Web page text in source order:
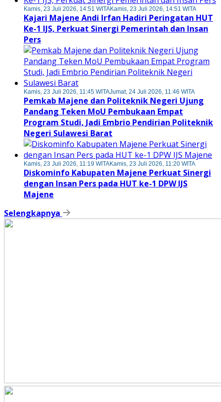
Kamis, 23 Juli 2026, 14:51 WITAKamis, 23 Juli 2026, 14:51 WITA
Kajari Majene Andi Irfan Hadiri Peringatan HUT
Ke-1 IJS, Perkuat Sinergi Pemerintah dan Insan
Pers
Kamis, 23 Juli 2026, 11:45 WITAJumat, 24 Juli 2026, 11:46 WITA
Pemkab Majene dan Politeknik Negeri Ujung
Pandang Teken MoU Pembukaan Empat
Program Studi, Jadi Embrio Pendirian Politeknik
Negeri Sulawesi Barat
Kamis, 23 Juli 2026, 11:19 WITAKamis, 23 Juli 2026, 11:20 WITA
Diskominfo Kabupaten Majene Perkuat Sinergi
dengan Insan Pers pada HUT ke-1 DPW IJS
Majene
Selengkapnya